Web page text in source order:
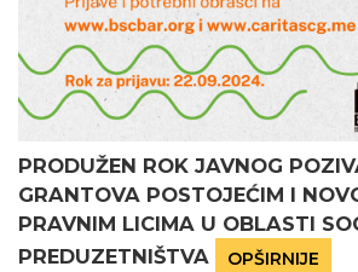
PRODUŽEN ROK JAVNOG
GRANTOVA POSTOJEĆIM I
PRAVNIM LICIMA U OBLASTI
PREDUZETNIŠTVA
OPŠIRNIJE